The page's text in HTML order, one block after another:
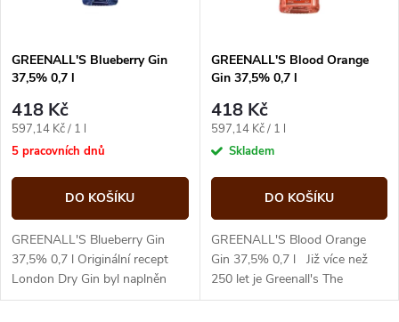
p
r
o
d
u
k
s
p
r
o
d
u
GREENALL'S Blueberry Gin
37,5% 0,7 l
418 Kč
Měrná
cena:
597,14 Kč / 1 l
5 pracovních dnů
DO KOŠÍKU
GREENALL'S Blueberry Gin
37,5% 0,7 l Originální recept
London Dry Gin byl naplněn
čerstvými borůvkami, aby vznikl
GREENALL'S Blood Orange
Gin 37,5% 0,7 l
418 Kč
Měrná
cena:
597,14 Kč / 1 l
Skladem
DO KOŠÍKU
GREENALL'S Blood Orange
Gin 37,5% 0,7 l Již více než
250 let je Greenall's The
Original je ručně vyráběn